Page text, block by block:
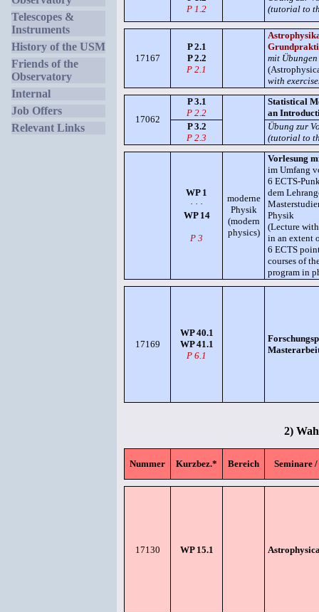
Telescopes &
Instruments
History of the USM
Friends of the
Observatory
Internal
Job Offers
Relevant Links
P 1.2
(tutorial to
17167
P 2.1
P 2.2
P 2.1
mit Übungen
with
17062
P 3.1
P 2.2
Statistical
an
P 3.2
P 2.3
Übung zur
(tutorial to
WP 1
· · ·
WP 14
P 3
moderne
Physik
(modern
physics)
Vorlesung
im Umfang
6 ECTS-
dem
Physik
(Lecture
in an extent
6 ECTS
courses of
program in
17169
WP 40.1
WP 41.1
P 6.1
2)
Nummer Kurzbez.* Bereich Seminare
17130 WP 15.1